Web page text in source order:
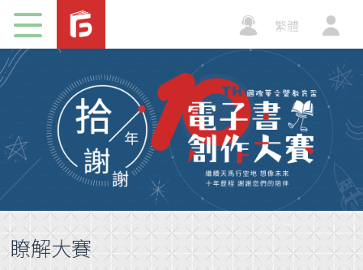
子刊物
加值平
台
繁體
瞭解大賽